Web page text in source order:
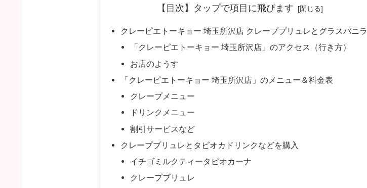
【目次】タップで項目に飛びます
クレーピエトーキョー 埼玉所沢店 クレープブリュレとグラスバニラ
「クレーピエトーキョー 埼玉所沢店」のアクセス（行き方）
お店のようす
「クレーピエトーキョー 埼玉所沢店」のメニュー＆料金表
クレープメニュー
ドリンクメニュー
割引サービスなど
クレープブリュレとタピオカドリンクなどを購入
イチゴミルクティータピオカーナ
クレープブリュレ